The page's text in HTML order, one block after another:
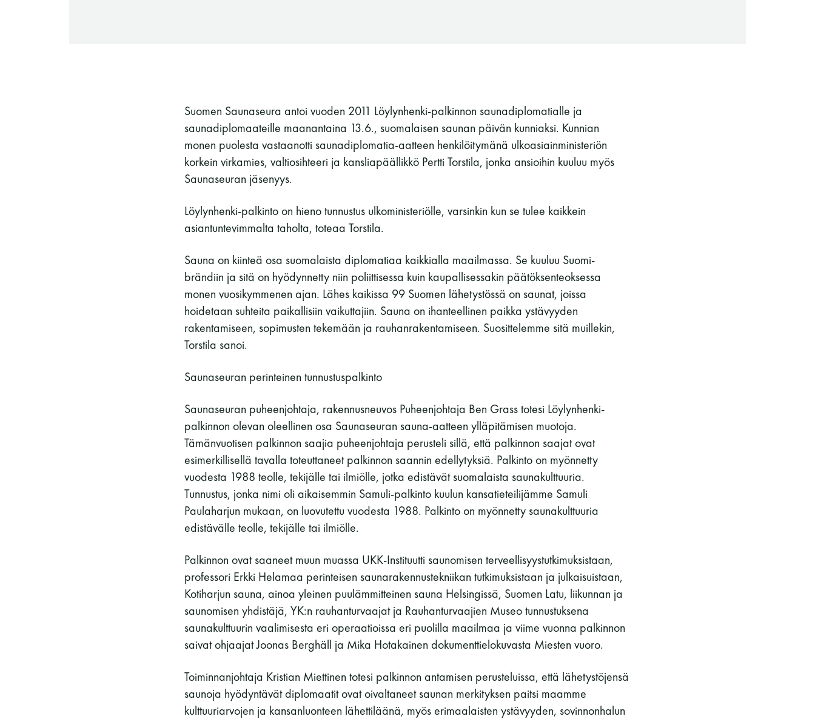
Hinnasto
Vieras jäsenen seurassa
25 €
6 €
ilmainen
11 saunomiskerran kortti
120€
Suomen Saunaseura ry
Vaskiniementie 10, 00200 Helsinki
Kahvio/kassa 050 372 4167
(saunojen aukioloaikana)
YHTEYSTIEDOT
Suomen Saunaseura vaalii perinteisiä,
kohteliaita saunomistapoja, joiden
perustana on toisten saunarauhan
kunnioittaminen. Seura vaalii
saunakulttuuria ja pyrkii kehittämään
Suomen Saunaseura antoi vuoden 2011 Löylynhenki-palkinnon saunadiplomatialle ja
saunadiplomaateille maanantaina 13.6., suomalaisen saunan päivän kunniaksi. Kunnian
monen puolesta vastaanotti saunadiplomatia-aatteen henkilöitymänä ulkoasiainministeriön
korkein virkamies, valtiosihteeri ja kansliapäällikkö Pertti Torstila, jonka ansioihin kuuluu myös
Saunaseuran jäsenyys.
Löylynhenki-palkinto on hieno tunnustus ulkoministeriölle, varsinkin kun se tulee kaikkein
asiantuntevimmalta taholta, toteaa Torstila.
Sauna on kiinteä osa suomalaista diplomatiaa kaikkialla maailmassa. Se kuuluu Suomi-
brändiin ja sitä on hyödynnetty niin poliittisessa kuin kaupallisessakin päätöksenteoksessa
monen vuosikymmenen ajan. Lähes kaikissa 99 Suomen lähetystössä on saunat, joissa
hoidetaan suhteita paikallisiin vaikuttajiin. Sauna on ihanteellinen paikka ystävyyden
rakentamiseen, sopimusten tekemään ja rauhanrakentamiseen. Suosittelemme sitä muillekin,
Torstila sanoi.
Saunaseuran perinteinen tunnustuspalkinto
Saunaseuran puheenjohtaja, rakennusneuvos Puheenjohtaja Ben Grass totesi Löylynhenki-
palkinnon olevan oleellinen osa Saunaseuran sauna-aatteen ylläpitämisen muotoja.
Tämänvuotisen palkinnon saajia puheenjohtaja perusteli sillä, että palkinnon saajat ovat
esimerkillisellä tavalla toteuttaneet palkinnon saannin edellytyksiä. Palkinto on myönnetty
vuodesta 1988 teolle, tekijälle tai ilmiölle, jotka edistävät suomalaista saunakulttuuria.
Tunnustus, jonka nimi oli aikaisemmin Samuli-palkinto kuulun kansatieteilijämme Samuli
Paulaharjun mukaan, on luovutettu vuodesta 1988. Palkinto on myönnetty saunakulttuuria
edistävälle teolle, tekijälle tai ilmiölle.
Palkinnon ovat saaneet muun muassa UKK-Instituutti saunomisen terveellisyystutkimuksistaan,
professori Erkki Helamaa perinteisen saunarakennustekniikan tutkimuksistaan ja julkaisuistaan,
Kotiharjun sauna, ainoa yleinen puulämmitteinen sauna Helsingissä, Suomen Latu, liikunnan ja
saunomisen yhdistäjä, YK:n rauhanturvaajat ja Rauhanturvaajien Museo tunnustuksena
saunakulttuurin vaalimisesta eri operaatioissa eri puolilla maailmaa ja viime vuonna palkinnon
saivat ohjaajat Joonas Berghäll ja Mika Hotakainen dokumenttielokuvasta Miesten vuoro.
Toiminnanjohtaja Kristian Miettinen totesi palkinnon antamisen perusteluissa, että lähetystöjensä
saunoja hyödyntävät diplomaatit ovat oivaltaneet saunan merkityksen paitsi maamme
kulttuuriarvojen ja kansanluonteen lähettiläänä, myös erimaalaisten ystävyyden, sovinnonhalun